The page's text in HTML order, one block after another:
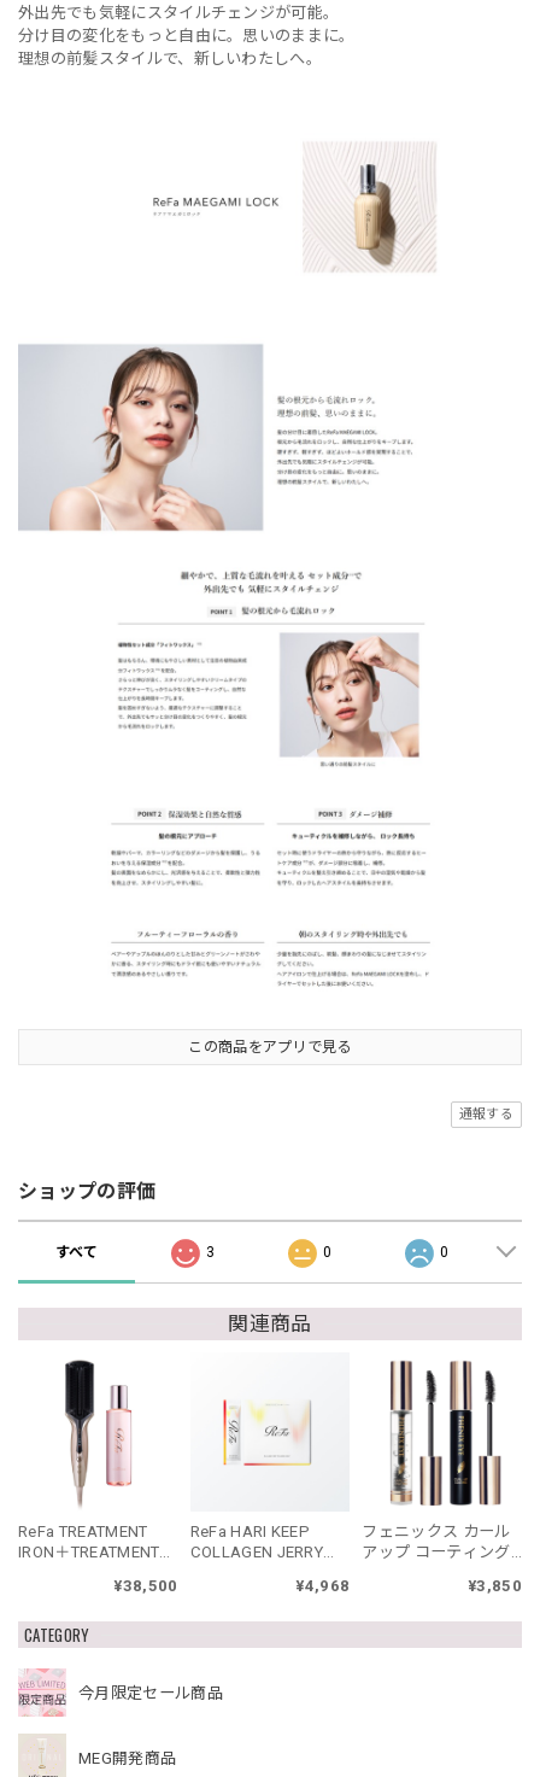
CATEGORY
今月限定セール商品
MEG開発商品
外出先でも気軽にスタイルチェンジが可能。
分け目の変化をもっと自由に。思いのままに。
理想の前髪スタイルで、新しいわたしへ。
この商品をアプリで見る
通報する
ショップの評価
すべて 3 0 0
関連商品
ReFa TREATMENT
IRON＋TREATMENT
トリートメントアイ
¥38,500
ReFa HARI KEEP
COLLAGEN JERRY
ラーゲンゼリー¥4,968
フェニックス カール
アップ コーティング
¥3,850